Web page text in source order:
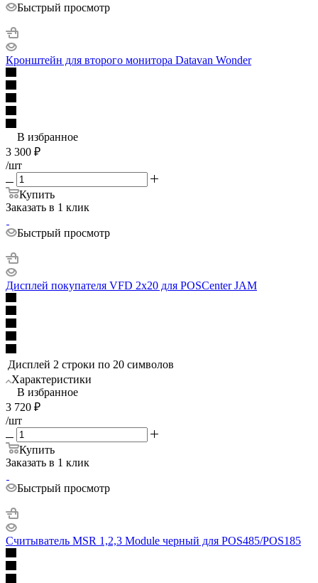
Быстрый просмотр
Кронштейн для второго монитора Datavan Wonder
В избранное
3 300 ₽
/шт
Купить
Заказать в 1 клик
Быстрый просмотр
Дисплей покупателя VFD 2x20 для POSCenter JAM
Дисплей 2 строки по 20 символов
Характеристики
В избранное
3 720 ₽
/шт
Купить
Заказать в 1 клик
Быстрый просмотр
Считыватель MSR 1,2,3 Module черный для POS485/POS185